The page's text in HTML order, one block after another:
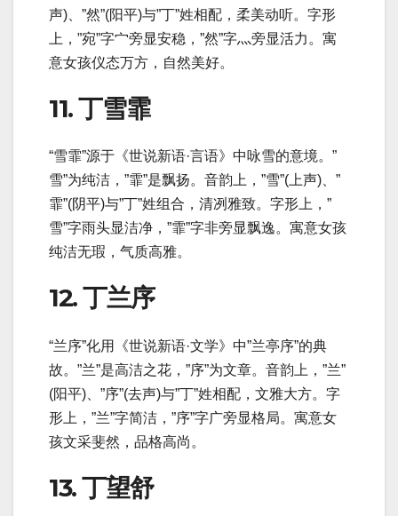
声)、”然”(阳平)与”丁”姓相配，柔美动听。字形
上，”宛”字宀旁显安稳，”然”字灬旁显活力。寓
意女孩仪态万方，自然美好。
11. 丁雪霏
“雪霏”源于《世说新语·言语》中咏雪的意境。”
雪”为纯洁，”霏”是飘扬。音韵上，”雪”(上声)、”
霏”(阴平)与”丁”姓组合，清冽雅致。字形上，”
雪”字雨头显洁净，”霏”字非旁显飘逸。寓意女孩
纯洁无瑕，气质高雅。
12. 丁兰序
“兰序”化用《世说新语·文学》中”兰亭序”的典
故。”兰”是高洁之花，”序”为文章。音韵上，”兰”
(阳平)、”序”(去声)与”丁”姓相配，文雅大方。字
形上，”兰”字简洁，”序”字广旁显格局。寓意女
孩文采斐然，品格高尚。
13. 丁望舒